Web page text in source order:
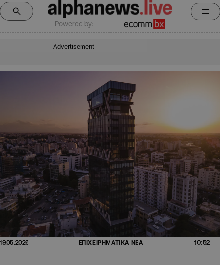
Powered by:
Advertisement
19.05.2026 ΕΠΙΧΕΙΡΗΜΑΤΙΚΑ ΝΕΑ 10:52